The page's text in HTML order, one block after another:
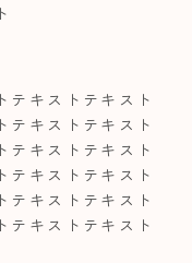
テキストテキスト
テキストテキスト
テキストテキスト
テキストテキスト
テキストテキスト
テキストテキスト